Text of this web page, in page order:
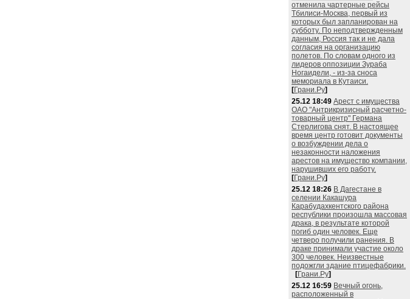
отменила чартерные рейсы
Тбилиси-Москва, первый из
которых был запланирован на
субботу. По неподтвержденным
данным, Россия так и не дала
согласия на организацию
полетов. По словам одного из
лидеров оппозиции Зураба
Ногаидели, - из-за сноса
мемориала в Кутаиси.
[Грани.Ру]
25.12 18:49 Арест с имущества
ОАО "Антрикризисный расчетно-
товарный центр" Германа
Стерлигова снят. В настоящее
время центр готовит документы
о возбуждении дела о
незаконности наложения
арестов на имущество компании,
нарушивших его работу.
[Грани.Ру]
25.12 18:26 В Дагестане в
селении Какашура
Карабудахкентского района
республики произошла массовая
драка, в результате которой
погиб один человек. Еще
четверо получили ранения. В
драке принимали участие около
300 человек. Неизвестные
подожгли здание птицефабрики.
[Грани.Ру]
25.12 16:59 Вечный огонь,
расположенный в